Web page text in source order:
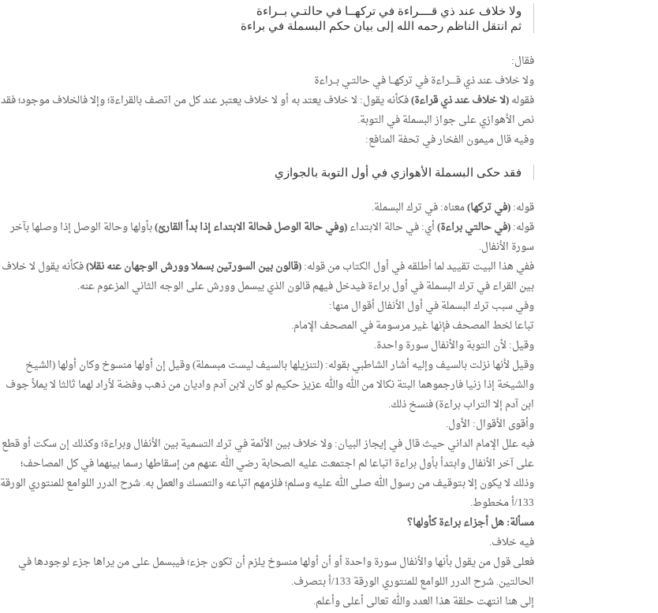
ولا خلاف عند ذي قــــراءة في تركهــا في حالتـي بــراءة
ثم انتقل الناظم رحمه الله إلى بيان حكم البسملة في براءة
فقال:
ولا خلاف عند ذي قــــراءة في تركهــا في حالتـي بــراءة
فقوله(لا خلاف عند ذي قراءة)فكأنه يقول: لا خلاف يعتد به أو لا خلاف يعتبر عند كل من اتصف بالقراءة؛ وإلا فالخلاف موجود؛ فقد
نص الأهوازي على جواز البسملة في التوبة.
وفيه قال ميمون الفخار في تحفة المنافع:
فقد حكى البسملة الأهوازي في أول التوبة بالجوازي
قوله:(في تركها)معناه: في ترك البسملة.
قوله:(في حالتي براءة)أي: في حالة الابتداء(وفي حالة الوصل فحالة الابتداء إذا بدأ القارئ)بأولها وحالة الوصل إذا وصلها بآخر
سورة الأنفال.
ففي هذا البيت تقييد لما أطلقه في أول الكتاب من قوله:(قالون بين السورتين بسملا وورش الوجهان عنه نقلا)فكأنه يقول لا خلاف
بين القراء في ترك البسملة في أول براءة فيدخل فيهم قالون الذي يبسمل وورش على الوجه الثاني المزعوم عنه.
وفي سبب ترك البسملة في أول الأنفال أقوال منها:
تباعا لخط المصحف فإنها غير مرسومة في المصحف الإمام.
وقيل: لأن التوبة والأنفال سورة واحدة.
وقيل لأنها نزلت بالسيف وإليه أشار الشاطبي بقوله: (لتنزيلها بالسيف ليست مبسملة) وقيل إن أولها منسوخ وكان أولها (الشيخ
والشيخة إذا زنيا فارجموهما البتة نكالا من الله والله عزيز حكيم لو كان لابن آدم واديان من ذهب وفضة لأراد لهما ثالثا لا يملأ جوف
ابن آدم إلا التراب براءة) فنسخ ذلك.
وأقوى الأقوال: الأول.
فبه علل الإمام الداني حيث قال في إيجاز البيان: ولا خلاف بين الأئمة في ترك التسمية بين الأنفال وبراءة؛ وكذلك إن سكت أو قطع
على آخر الأنفال وابتدأ بأول براءة اتباعا لم اجتمعت عليه الصحابة رضي الله عنهم من إسقاطها رسما بينهما في كل المصاحف؛
وذلك لا يكون إلا بتوقيف من رسول الله صلى الله عليه وسلم؛ فلزمهم اتباعه والتمسك والعمل به. شرح الدرر اللوامع للمنتوري الورقة
133/أ مخطوط.
مسألة: هل أجزاء براءة كأولها؟
فيه خلاف.
فعلى قول من يقول بأنها والأنفال سورة واحدة أو أن أولها منسوخ يلزم أن تكون جزء؛ فيبسمل على من يراها جزء لوجودها في
الحالتين. شرح الدرر اللوامع للمنتوري الورقة 133/أ بتصرف.
إلى هنا انتهت حلقة هذا العدد والله تعالى أعلى وأعلم.